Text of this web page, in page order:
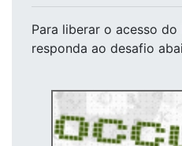
Para liberar o acesso do
responda ao desafio